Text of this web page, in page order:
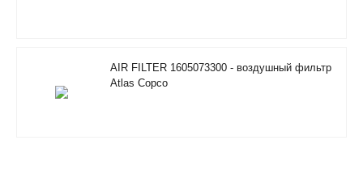
AIR FILTER 1605073300 - воздушный фильтр
Atlas Copco